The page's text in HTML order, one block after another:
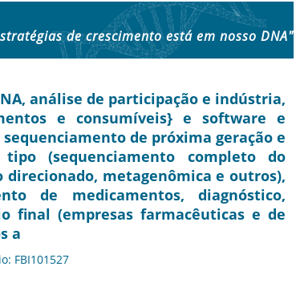
de crescimento está em nosso DNA"
análise de participação e indústria,
e consumíveis} e software e
de próxima geração e
(sequenciamento completo do
metagenômica e outros),
de medicamentos, diagnóstico,
final (empresas farmacêuticas e de
a
FBI101527